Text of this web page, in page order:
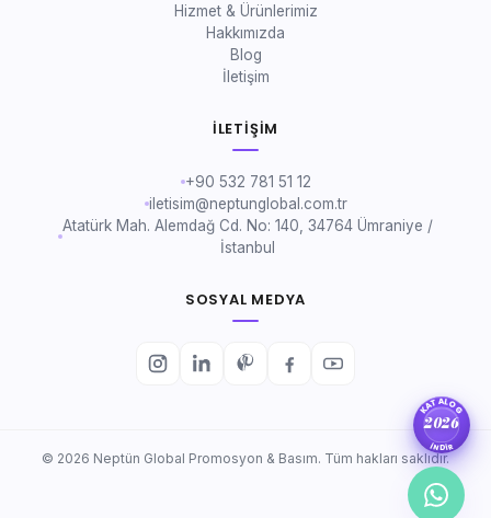
Hizmet & Ürünlerimiz
Hakkımızda
Blog
İletişim
İLETIŞIM
+90 532 781 51 12
iletisim@neptunglobal.com.tr
Atatürk Mah. Alemdağ Cd. No: 140, 34764 Ümraniye /
İstanbul
SOSYAL MEDYA
© 2026 Neptün Global Promosyon & Basım. Tüm hakları saklıdır.
KATALOG
İNDİR
2026